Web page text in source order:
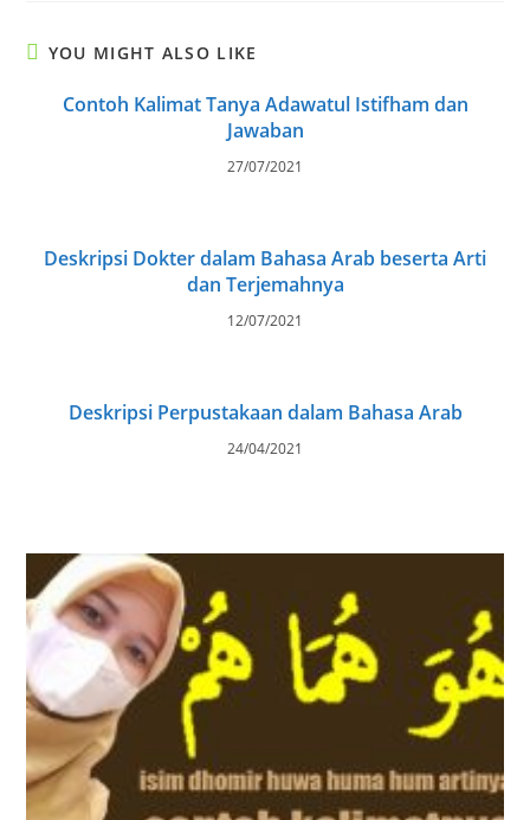
YOU MIGHT ALSO LIKE
Contoh Kalimat Tanya Adawatul Istifham dan
Jawaban
27/07/2021
Deskripsi Dokter dalam Bahasa Arab beserta Arti
dan Terjemahnya
12/07/2021
Deskripsi Perpustakaan dalam Bahasa Arab
24/04/2021